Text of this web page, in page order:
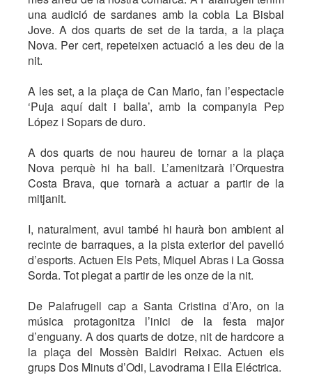
una audició de sardanes amb la cobla La Bisbal
Jove. A dos quarts de set de la tarda, a la plaça
Nova. Per cert, repeteixen actuació a les deu de la
nit.
A les set, a la plaça de Can Mario, fan l’espectacle
‘Puja aquí dalt i balla’, amb la companyia Pep
López i Sopars de duro.
A dos quarts de nou haureu de tornar a la plaça
Nova perquè hi ha ball. L’amenitzarà l’Orquestra
Costa Brava, que tornarà a actuar a partir de la
mitjanit.
I, naturalment, avui també hi haurà bon ambient al
recinte de barraques, a la pista exterior del pavelló
d’esports. Actuen Els Pets, Miquel Abras i La Gossa
Sorda. Tot plegat a partir de les onze de la nit.
De Palafrugell cap a Santa Cristina d’Aro, on la
música protagonitza l’inici de la festa major
d’enguany. A dos quarts de dotze, nit de hardcore a
la plaça del Mossèn Baldiri Reixac. Actuen els
grups Dos Minuts d’Odi, Lavodrama i Ella Eléctrica.